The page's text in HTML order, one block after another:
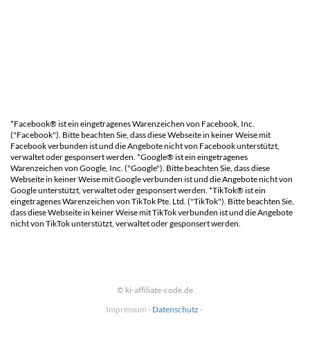
*Facebook® ist ein eingetragenes Warenzeichen von Facebook, Inc.
("Facebook"). Bitte beachten Sie, dass diese Webseite in keiner Weise mit
Facebook verbunden ist und die Angebote nicht von Facebook unterstützt,
verwaltet oder gesponsert werden. *Google® ist ein eingetragenes
Warenzeichen von Google, Inc. ("Google"). Bitte beachten Sie, dass diese
Webseite in keiner Weise mit Google verbunden ist und die Angebote nicht von
Google unterstützt, verwaltet oder gesponsert werden. *TikTok® ist ein
eingetragenes Warenzeichen von TikTok Pte. Ltd. ("TikTok"). Bitte beachten Sie,
dass diese Webseite in keiner Weise mitTikTokverbunden ist und die Angebote
nicht von TikTokunterstützt, verwaltet oder gesponsert werden.
© ki-affiliate-code.de
Impressum - Datenschutz -